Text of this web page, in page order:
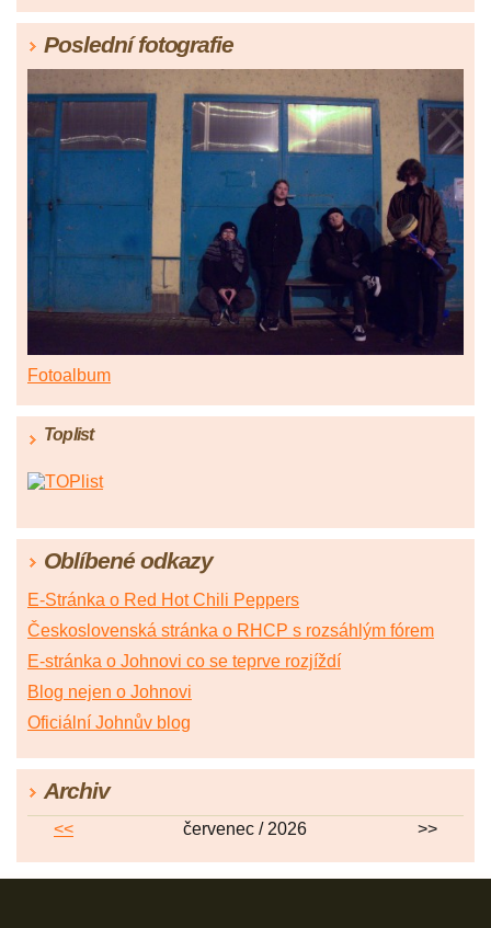
Poslední fotografie
Fotoalbum
Toplist
Oblíbené odkazy
E-Stránka o Red Hot Chili Peppers
Československá stránka o RHCP s rozsáhlým fórem
E-stránka o Johnovi co se teprve rozjíždí
Blog nejen o Johnovi
Oficiální Johnův blog
Archiv
<< červenec / 2026 >>